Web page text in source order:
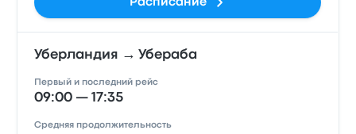
Расписание
Уберландия → Убераба
Первый и последний рейс
09:00 — 17:35
Средняя продолжительность